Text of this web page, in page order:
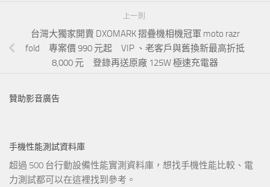
上一則
台灣大獨家開賣 DXOMARK 摺疊機相機冠軍 moto razr
fold 專案價 990 元起 VIP 、老客戶與舊換新最高折抵
8,000 元 登錄再送原廠 125W 極速充電器
贊助影音廣告
手機性能測試資料庫
超過 500 台行動設備性能實測資料庫，想找手機性能比較、電
力測試都可以在這裡找到參考。